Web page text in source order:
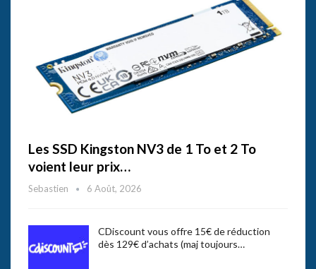
Les SSD Kingston NV3 de 1 To et 2 To
voient leur prix…
Sebastien 6 Août, 2026
CDiscount vous offre 15€ de réduction
dès 129€ d’achats (maj toujours…